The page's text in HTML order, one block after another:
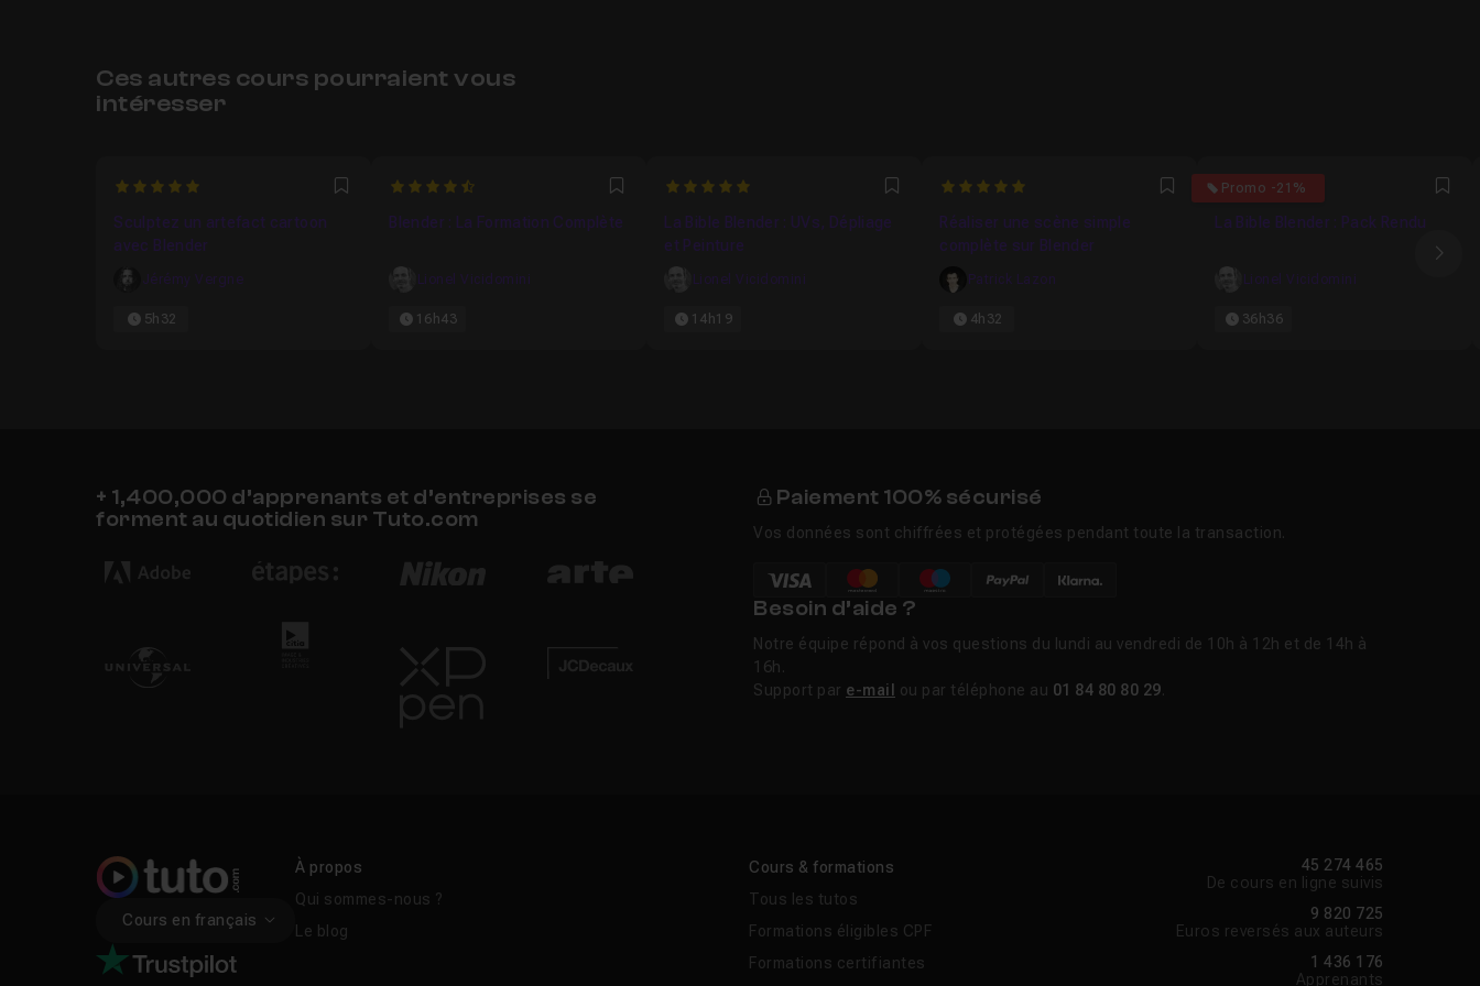
Ces autres cours pourraient vous
intéresser
5 Favori
Sculptez un artefact cartoon
avec Blender
Jérémy Vergne
5h32
4.9302325581395 Favori
Blender : La Formation Complète
Lionel Vicidomini
16h43
5 Favori
La Bible Blender : UVs, Dépliage
et Peinture
Lionel Vicidomini
14h19
5 Favori
Réaliser une scène simple
complète sur Blender
Patrick Lazon
4h32
Promo -21%
5
La Bible Blender : Pack Rendu
Lionel Vicidomini
36h36
+ 1,400,000 d’apprenants et d’entreprises se
forment au quotidien sur Tuto.com
Paiement 100% sécurisé
Vos données sont chiffrées et protégées pendant toute la transaction.
Besoin d’aide ?
Notre équipe répond à vos questions du lundi au vendredi de 10h à 12h et de 14h à
16h.
Support par e-mail ou par téléphone au 01 84 80 80 29.
Cours en français
À propos
Qui sommes-nous ?
Le blog
Cours & formations
Tous les tutos
Formations éligibles CPF
Formations certifiantes
45 274 465
De cours en ligne suivis
9 820 725
Euros reversés aux auteurs
1 436 176
Apprenants